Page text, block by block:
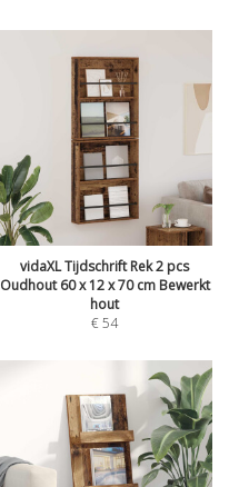
vidaXL Tijdschrift Rek 2 pcs
Oudhout 60 x 12 x 70 cm Bewerkt
hout
€54